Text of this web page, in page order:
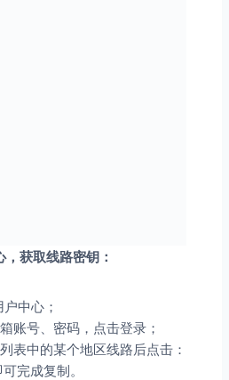
获取线路密钥：
中心；
账号、密码，点击登录；
表中的某个地区线路后点击：
完成复制。